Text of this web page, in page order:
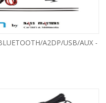
A2DP/USB/AUX -